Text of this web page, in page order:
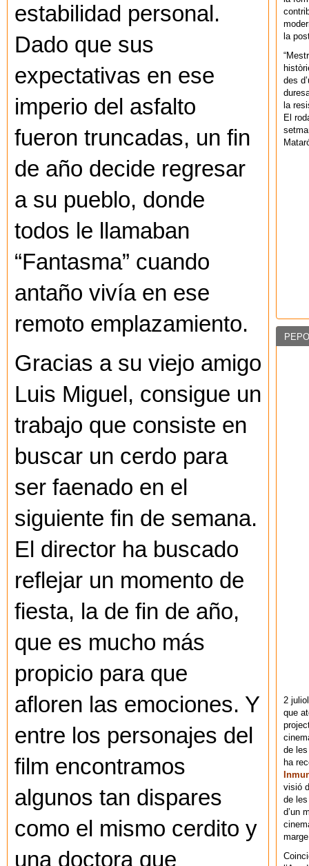
estabilidad personal.
Dado que sus
expectativas en ese
imperio del asfalto
fueron truncadas, un fin
de año decide regresar
a su pueblo, donde
todos le llamaban
“Fantasma” cuando
antaño vivía en ese
remoto emplazamiento.
Gracias a su viejo amigo
Luis Miguel, consigue un
trabajo que consiste en
buscar un cerdo para
ser faenado en el
siguiente fin de semana.
El director ha buscado
reflejar un momento de
fiesta, la de fin de año,
que es mucho más
propicio para que
afloren las emociones. Y
entre los personajes del
film encontramos
algunos tan dispares
como el mismo cerdito y
una doctora que
la
des
la
El
2
que
de
ha
visió
de
d’un